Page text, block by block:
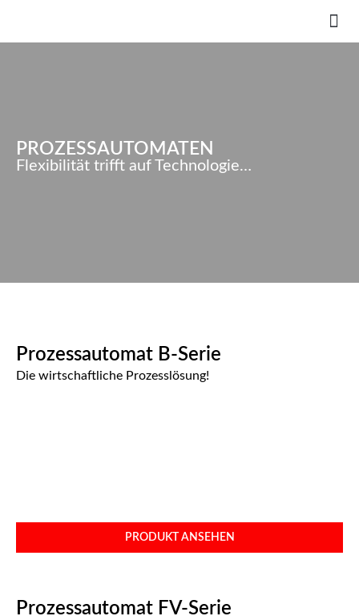
PROZESSAUTOMATEN
Flexibilität trifft auf Technologie…
Prozessautomat B-Serie
Die wirtschaftliche Prozesslösung!​
PRODUKT ANSEHEN
Prozessautomat FV-Serie